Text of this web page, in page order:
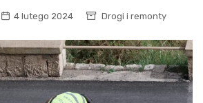
4 lutego 2024 Drogi i remonty